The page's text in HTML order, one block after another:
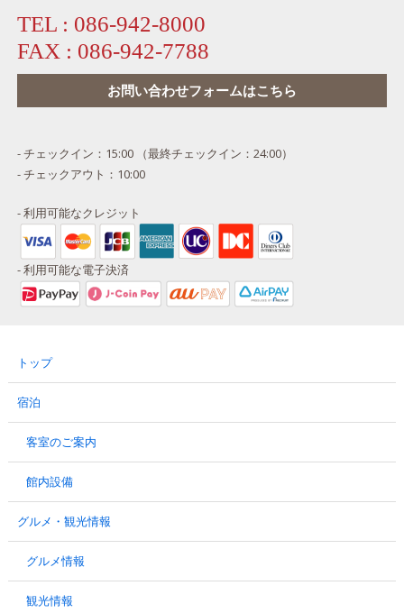
TEL : 086-942-8000
FAX : 086-942-7788
お問い合わせフォームはこちら
- チェックイン：15:00 （最終チェックイン：24:00）
- チェックアウト：10:00
- 利用可能なクレジット
- 利用可能な電子決済
トップ
宿泊
客室のご案内
館内設備
グルメ・観光情報
グルメ情報
観光情報